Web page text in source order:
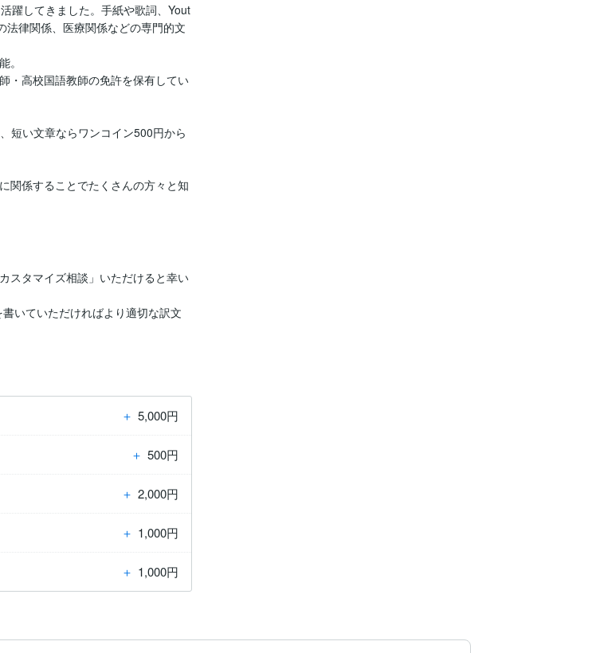
躍してきました。手紙や歌詞、Yout
法律関係、医療関係などの専門的文
・高校国語教師の免許を保有してい
短い文章ならワンコイン500円から
関係することでたくさんの方々と知
スタマイズ相談」いただけると幸い
いていただければより適切な訳文
＋ 5,000円
＋ 500円
＋ 2,000円
＋ 1,000円
＋ 1,000円